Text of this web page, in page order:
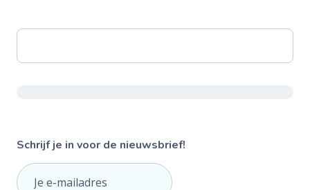
Schrijf je in voor de nieuwsbrief!